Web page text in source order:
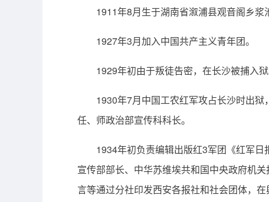
1911年8月生于湖南省溆浦县观音阁乡浆
1927年3月加入中国共产主义青年团。
1929年初由于叛徒告密，在长沙被捕入狱
1930年7月中国工农红军攻占长沙时出
任、师政治部宣传科科长。
1934年初负责编辑出版红3军团《红军
宣传部部长、中华苏维埃共和国中央政府机
言等通过分社印发西安各报社和社会团体，